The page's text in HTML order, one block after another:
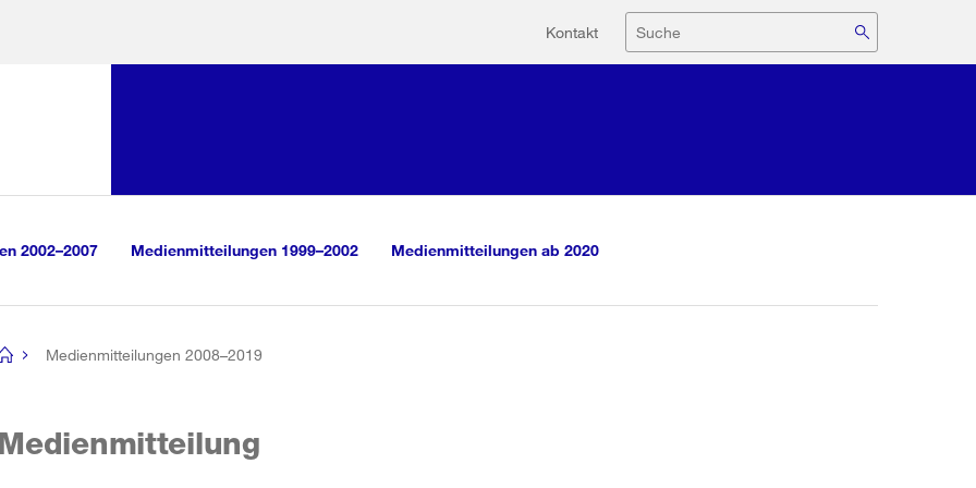
Hilfsnavigation
Kontakt Suche
2002–2007 Medienmitteilungen 1999–2002 Medienmitteilungen ab 2020
Medienmitteilungen 2008–2019